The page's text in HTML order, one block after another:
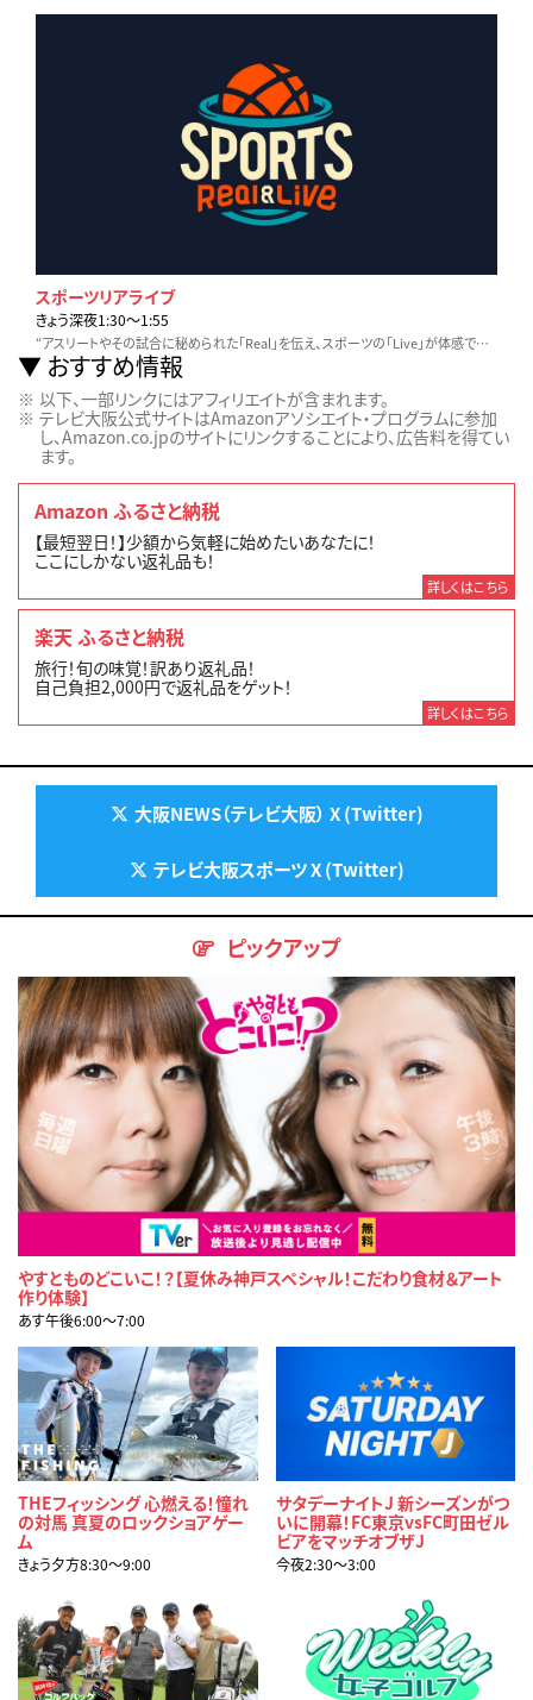
スポーツリアライブ
きょう深夜1:30〜1:55
“アスリートやその試合に秘められた「Real」を伝え、スポーツの「Live」が体感できる番組”をコンセプトに、野球・サッカー・五輪種目などを独自目線でお届けします！
おすすめ情報
以下、一部リンクにはアフィリエイトが含まれます。
テレビ大阪公式サイトはAmazonアソシエイト・プログラムに参加
し、Amazon.co.jpのサイトにリンクすることにより、広告料を得てい
ます。
Amazon ふるさと納税
【最短翌日！】少額から気軽に始めたいあなたに！
ここにしかない返礼品も！
詳しくはこちら
楽天 ふるさと納税
旅行！旬の味覚！訳あり返礼品！
自己負担2,000円で返礼品をゲット！
詳しくはこちら
大阪NEWS（テレビ大阪） X (Twitter)
テレビ大阪スポーツ X (Twitter)
ピックアップ
やすとものどこいこ！？【夏休み神戸スペシャル！こだわり食材＆アート
作り体験】
あす午後6:00〜7:00
THEフィッシング 心燃える！憧れ
の対馬 真夏のロックショアゲー
ム
きょう夕方8:30〜9:00
サタデーナイトJ 新シーズンがつ
いに開幕！FC東京vsFC町田ゼル
ビアをマッチオブザJ
今夜2:30〜3:00